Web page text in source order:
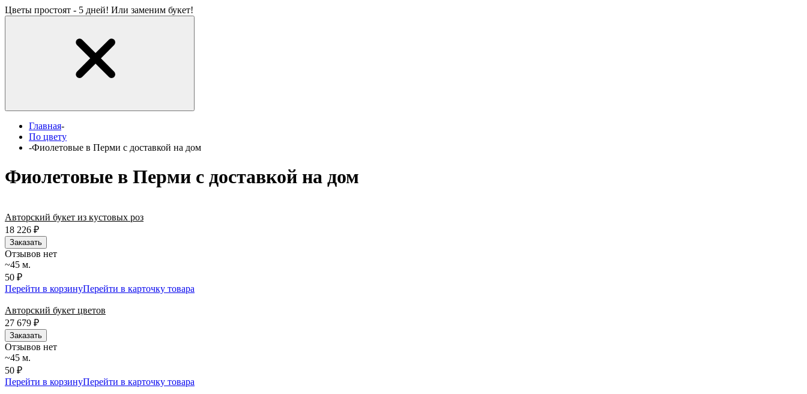
Цветы простоят - 5 дней! Или заменим букет!
Главная-
По цвету
-Фиолетовые в Перми с доставкой на дом
Фиолетовые в Перми с доставкой на дом
Авторский букет из кустовых роз
18 226 ₽
Заказать
Отзывов нет
~45 м.
50 ₽
Перейти в корзинуПерейти в карточку товара
Авторский букет цветов
27 679 ₽
Заказать
Отзывов нет
~45 м.
50 ₽
Перейти в корзинуПерейти в карточку товара